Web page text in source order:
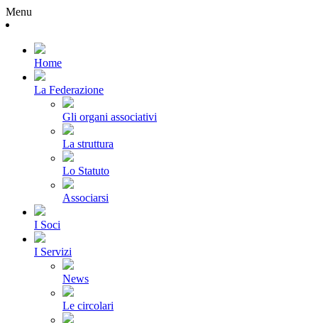
Menu
Home
La Federazione
Gli organi associativi
La struttura
Lo Statuto
Associarsi
I Soci
I Servizi
News
Le circolari